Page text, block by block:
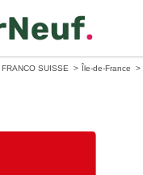
FRANCO SUISSE Île-de-France